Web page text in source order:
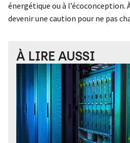
énergétique ou à l’écoconception.
devenir une caution pour ne pas
À LIRE AUSSI